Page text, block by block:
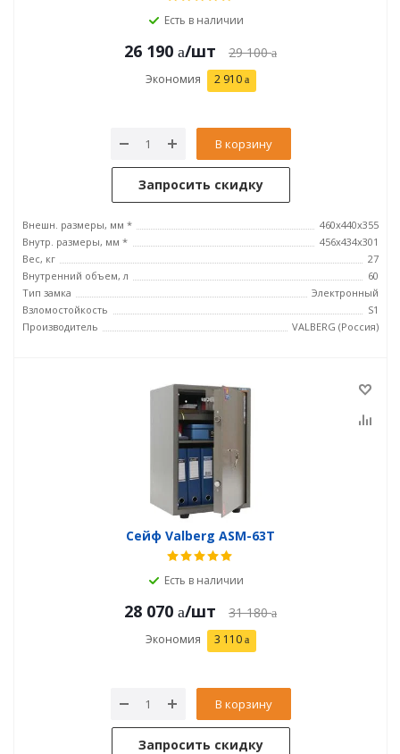
Есть в наличии
26 190 /шт 29 100
Экономия 2 910
В корзину
Запросить скидку
Внешн. размеры, мм *
460x440x355
Внутр. размеры, мм *
456х434х301
Вес, кг
27
Внутренний объем, л
60
Тип замка
Электронный
Взломостойкость
S1
Производитель
VALBERG (Россия)
Сейф Valberg ASM-63Т
Есть в наличии
28 070 /шт 31 180
Экономия 3 110
В корзину
Запросить скидку